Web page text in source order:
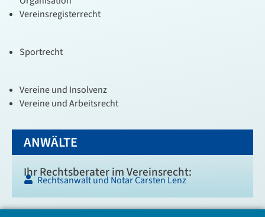
Vereinsregisterrecht
Sportrecht
Vereine und Insolvenz
Vereine und Arbeitsrecht
ANWÄLTE
Ihr Rechtsberater im Vereinsrecht:
Rechtsanwalt und Notar Carsten Lenz